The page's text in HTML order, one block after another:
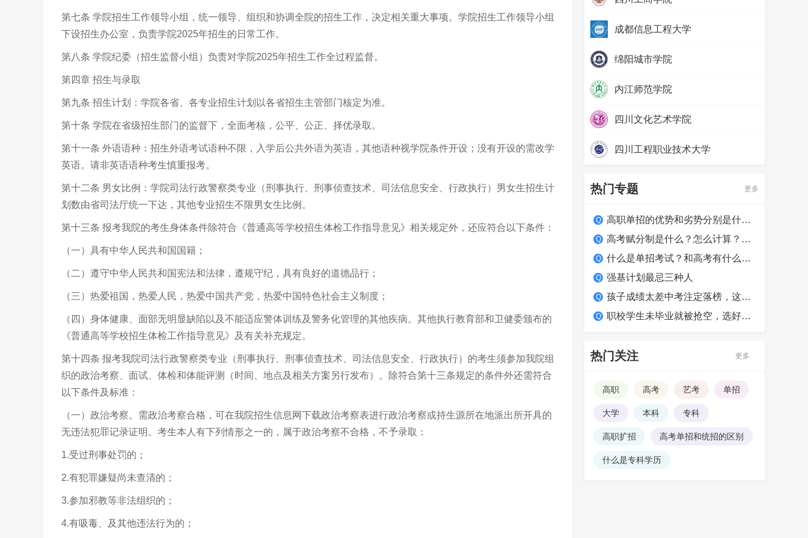
第七条 学院招生工作领导小组，统一领导、组织和协调全院的招生工作，决定相关重大事项。学院招生工作领导小组
下设招生办公室，负责学院2025年招生的日常工作。
第八条 学院纪委（招生监督小组）负责对学院2025年招生工作全过程监督。
第四章 招生与录取
第九条 招生计划：学院各省、各专业招生计划以各省招生主管部门核定为准。
第十条 学院在省级招生部门的监督下，全面考核，公平、公正、择优录取。
第十一条 外语语种：招生外语考试语种不限，入学后公共外语为英语，其他语种视学院条件开设；没有开设的需改学
英语。请非英语语种考生慎重报考。
第十二条 男女比例：学院司法行政警察类专业（刑事执行、刑事侦查技术、司法信息安全、行政执行）男女生招生计
划数由省司法厅统一下达，其他专业招生不限男女生比例。
第十三条 报考我院的考生身体条件除符合《普通高等学校招生体检工作指导意见》相关规定外，还应符合以下条件：
（一）具有中华人民共和国国籍；
（二）遵守中华人民共和国宪法和法律，遵规守纪，具有良好的道德品行；
（三）热爱祖国，热爱人民，热爱中国共产党，热爱中国特色社会主义制度；
（四）身体健康、面部无明显缺陷以及不能适应警体训练及警务化管理的其他疾病。其他执行教育部和卫健委颁布的
《普通高等学校招生体检工作指导意见》及有关补充规定。
第十四条 报考我院司法行政警察类专业（刑事执行、刑事侦查技术、司法信息安全、行政执行）的考生须参加我院组
织的政治考察、面试、体检和体能评测（时间、地点及相关方案另行发布）。除符合第十三条规定的条件外还需符合
以下条件及标准：
（一）政治考察。需政治考察合格，可在我院招生信息网下载政治考察表进行政治考察或持生源所在地派出所开具的
无违法犯罪记录证明。考生本人有下列情形之一的，属于政治考察不合格，不予录取：
1.受过刑事处罚的；
2.有犯罪嫌疑尚未查清的；
3.参加邪教等非法组织的；
4.有吸毒、及其他违法行为的；
成都信息工程大学
绵阳城市学院
内江师范学院
四川文化艺术学院
四川工程职业技术大学
热门专题 更多
高职单招的优势和劣势分别是什么？适合哪类学生？
高考赋分制是什么？怎么计算？如何得高分？
什么是单招考试？和高考有什么区别？
强基计划最忌三种人
孩子成绩太差中考注定落榜，这么做照样上大学！
职校学生未毕业就被抢空，选好学校很关键
热门关注 更多
高职 高考 艺考 单招
大学 本科 专科
高职扩招 高考单招和统招的区别
什么是专科学历